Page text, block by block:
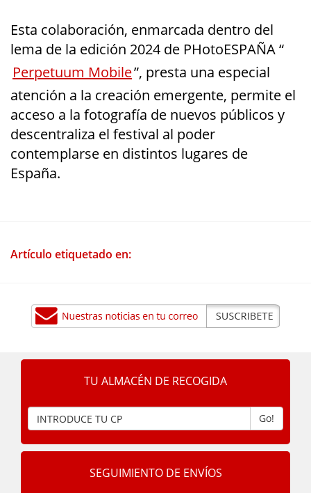
Esta colaboración, enmarcada dentro del
lema de la edición 2024 de PHotoESPAÑA “
Perpetuum Mobile”, presta una especial
atención a la creación emergente, permite el
acceso a la fotografía de nuevos públicos y
descentraliza el festival al poder
contemplarse en distintos lugares de
España.
Artículo etiquetado en:
TU ALMACÉN DE RECOGIDA
Go!
SEGUIMIENTO DE ENVÍOS